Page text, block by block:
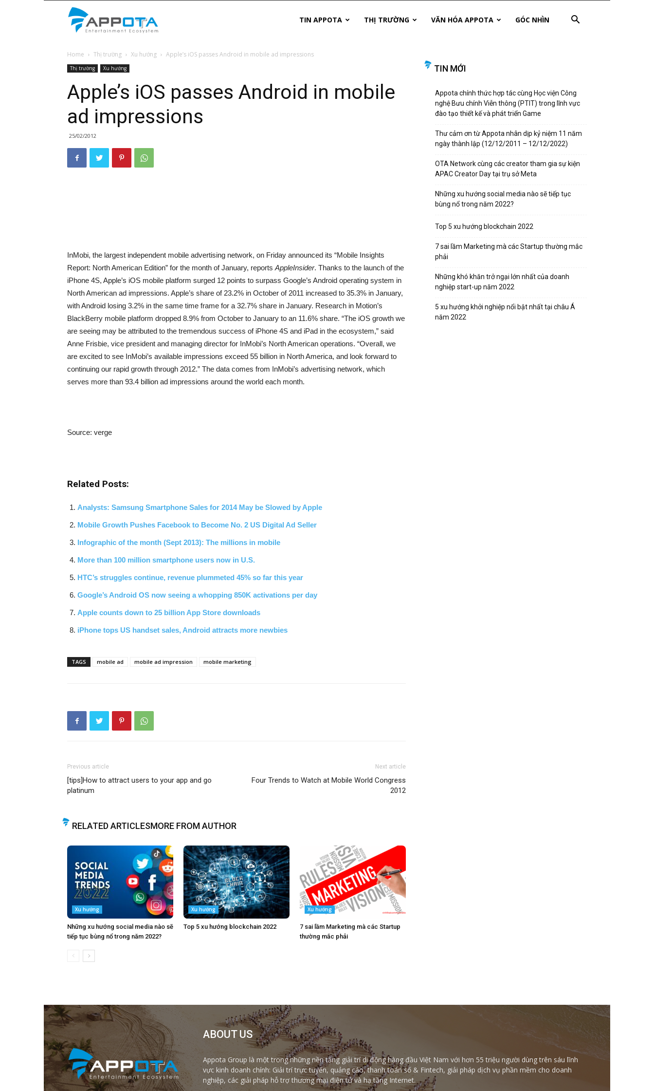
News
TIN APPOTA THỊ TRƯỜNG VĂN HÓA APPOTA GÓC NHÌN
Home Thị trường Xu hướng Apple’s iOS passes Android in mobile ad impressions
Thị trường Xu hướng
Apple’s iOS passes Android in mobile
ad impressions
25/02/2012
InMobi, the largest independent mobile advertising network, on Friday announced its “Mobile Insights
Report: North American Edition” for the month of January, reports AppleInsider. Thanks to the launch of the
iPhone 4S, Apple’s iOS mobile platform surged 12 points to surpass Google’s Android operating system in
North American ad impressions. Apple’s share of 23.2% in October of 2011 increased to 35.3% in January,
with Android losing 3.2% in the same time frame for a 32.7% share in January. Research in Motion’s
BlackBerry mobile platform dropped 8.9% from October to January to an 11.6% share. “The iOS growth we
are seeing may be attributed to the tremendous success of iPhone 4S and iPad in the ecosystem,” said
Anne Frisbie, vice president and managing director for InMobi’s North American operations. “Overall, we
are excited to see InMobi’s available impressions exceed 55 billion in North America, and look forward to
continuing our rapid growth through 2012.” The data comes from InMobi’s advertising network, which
serves more than 93.4 billion ad impressions around the world each month.
Source: verge
Related Posts:
Analysts: Samsung Smartphone Sales for 2014 May be Slowed by Apple
Mobile Growth Pushes Facebook to Become No. 2 US Digital Ad Seller
Infographic of the month (Sept 2013): The millions in mobile
More than 100 million smartphone users now in U.S.
HTC’s struggles continue, revenue plummeted 45% so far this year
Google’s Android OS now seeing a whopping 850K activations per day
Apple counts down to 25 billion App Store downloads
iPhone tops US handset sales, Android attracts more newbies
TAGS mobile ad mobile ad impression mobile marketing
Previous article
[tips]How to attract users to your app and go
platinum
Next article
Four Trends to Watch at Mobile World Congress
2012
RELATED ARTICLESMORE FROM AUTHOR
Xu hướng
Những xu hướng social media nào sẽ
tiếp tục bùng nổ trong năm 2022?
Xu hướng
Top 5 xu hướng blockchain 2022
Xu hướng
7 sai lầm Marketing mà các Startup
thường mắc phải
TIN MỚI
Appota chính thức hợp tác cùng Học viện Công
nghệ Bưu chính Viễn thông (PTIT) trong lĩnh vực
đào tạo thiết kế và phát triển Game
Thư cảm ơn từ Appota nhân dịp kỷ niệm 11 năm
ngày thành lập (12/12/2011 – 12/12/2022)
OTA Network cùng các creator tham gia sự kiện
APAC Creator Day tại trụ sở Meta
Những xu hướng social media nào sẽ tiếp tục
bùng nổ trong năm 2022?
Top 5 xu hướng blockchain 2022
7 sai lầm Marketing mà các Startup thường mắc
phải
Những khó khăn trở ngại lớn nhất của doanh
nghiệp start-up năm 2022
5 xu hướng khởi nghiệp nổi bật nhất tại châu Á
năm 2022
ABOUT US
Appota Group là một trong những nền tảng giải trí di động hàng đầu Việt Nam với hơn 55 triệu người dùng trên sáu lĩnh
vực kinh doanh chính: Giải trí trực tuyến, quảng cáo, thanh toán số & Fintech, giải pháp dịch vụ phần mềm cho doanh
nghiệp, các giải pháp hỗ trợ thương mại điện tử và hạ tầng Internet.